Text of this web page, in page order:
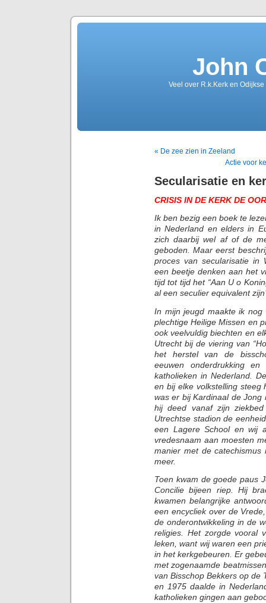
John
Veel over R.k.Kerk en
« De zee zien in Zeeland
Actie voor
Secularisatie en
CRISIS IN DE KERK DE
Ik ben bezig een boek te
in Nederland en elders in
zich daarbij wel af of de
geboden. Maar eerst
proces van secularisatie in
een beetje denken aan het
tijd tot tijd het “Aan U o
al een seculier equivalent
In mijn jeugd maakte ik
plechtige Heilige Missen en
ook veelvuldig biechten en
Utrecht bij de viering van
het herstel van de
eeuwen onderdrukking
katholieken in Nederland.
en bij elke volkstelling steeg
was er bij Kardinaal de
hij deed vanaf zijn
Utrechtse stadion de
een Lagere School en wij
vredesnaam aan moesten
manier met de
meer.
Toen kwam de goede paus
Concilie bijeen riep. Hij
kwamen belangrijke
een encycliek over de
de onderontwikkeling in de
religies. Het zorgde vooral
leken, want wij waren een
in het kerkgebeuren. Er
met zogenaamde
van Bisschop Bekkers op de
en 1975 daalde in
katholieken gingen aan